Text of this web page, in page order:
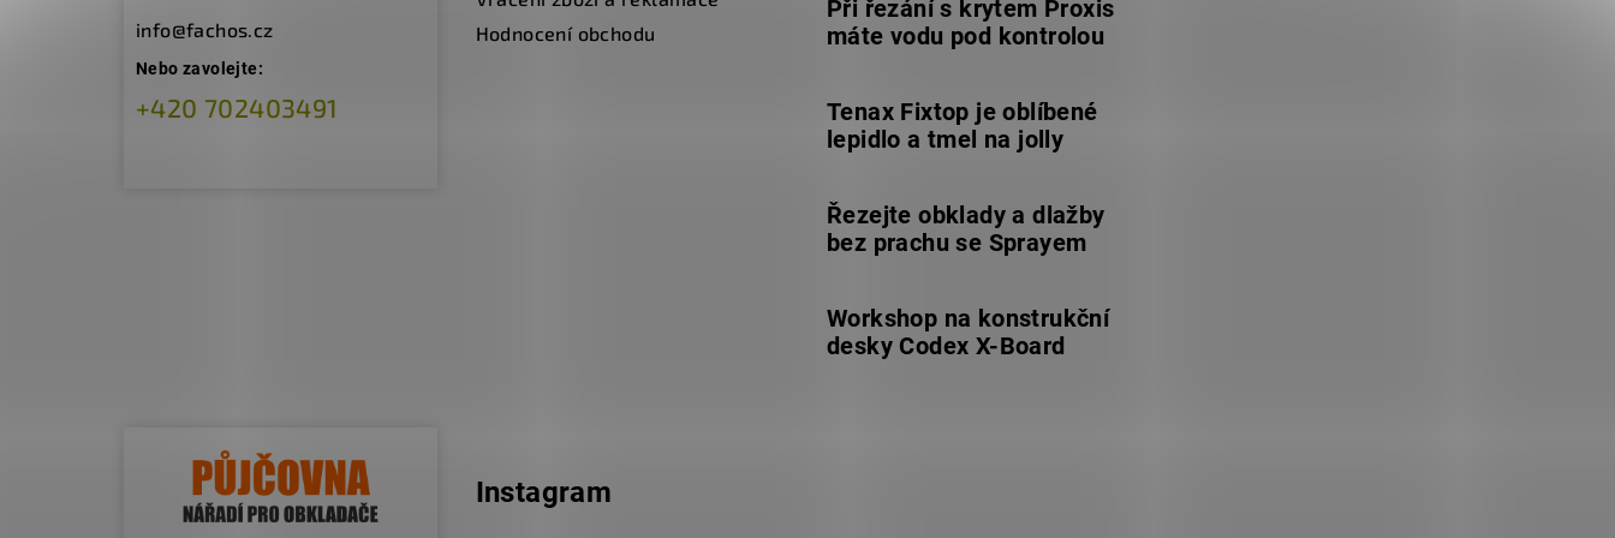
info@fachos.cz
Nebo zavolejte:
+420 702403491
Hodnocení obchodu
Při řezání s krytem Proxis
máte vodu pod kontrolou
Tenax Fixtop je oblíbené
lepidlo a tmel na jolly
Řezejte obklady a dlažby
bez prachu se Sprayem
Workshop na konstrukční
desky Codex X-Board
Instagram